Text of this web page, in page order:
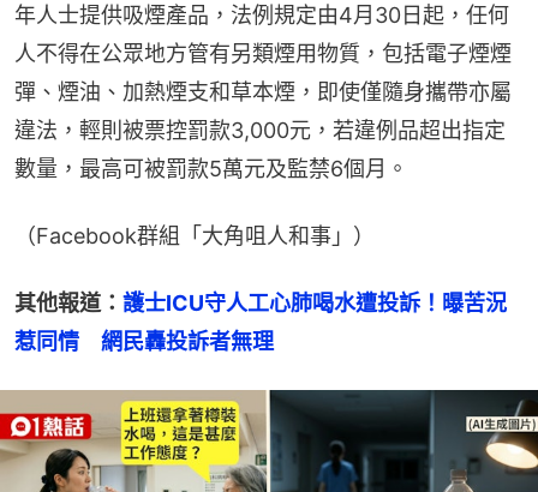
年人士提供吸煙產品，法例規定由4月30日起，任何
人不得在公眾地方管有另類煙用物質，包括電子煙煙
彈、煙油、加熱煙支和草本煙，即使僅隨身攜帶亦屬
違法，輕則被票控罰款3,000元，若違例品超出指定
數量，最高可被罰款5萬元及監禁6個月。
（Facebook群組「大角咀人和事」）
其他報道： 護士ICU守人工心肺喝水遭投訴！曝苦況
惹同情　網民轟投訴者無理